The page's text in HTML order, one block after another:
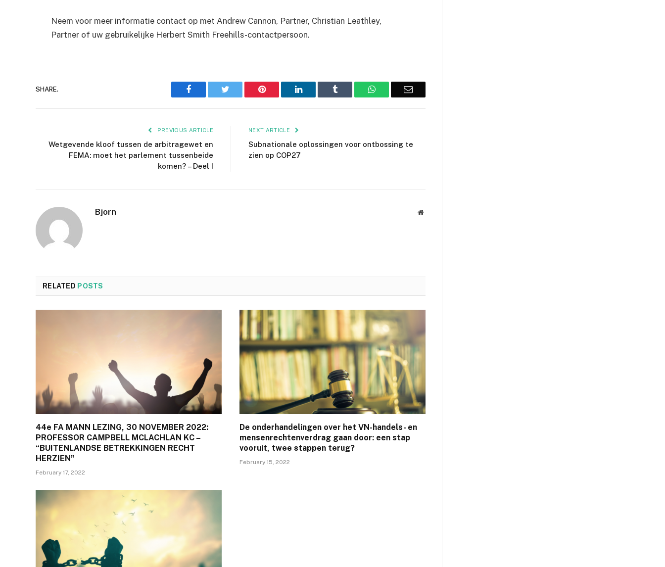
Neem voor meer informatie contact op met Andrew Cannon, Partner, Christian Leathley,
Partner of uw gebruikelijke Herbert Smith Freehills-contactpersoon.
SHARE. Facebook Twitter Pinterest LinkedIn Tumblr WhatsAppEmail
PREVIOUS ARTICLE
Wetgevende kloof tussen de arbitragewet en
FEMA: moet het parlement tussenbeide
komen? – Deel I
NEXT ARTICLE
Subnationale oplossingen voor ontbossing te
zien op COP27
Bjorn Website
RELATED POSTS
44e FA MANN LEZING, 30 NOVEMBER 2022:
PROFESSOR CAMPBELL MCLACHLAN KC –
“BUITENLANDSE BETREKKINGEN RECHT
HERZIEN”
February 17, 2022
De onderhandelingen over het VN-handels- en
mensenrechtenverdrag gaan door: een stap
vooruit, twee stappen terug?
February 15, 2022